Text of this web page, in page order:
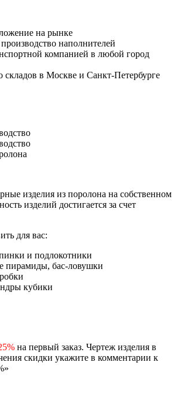
на рынке
наполнителей
компанией в любой город
складов в Москве и Санкт-Петербурге
изделия из поролона на собственном
изделий достигается за счет
для вас:
и подлокотники
пирамиды, бас-ловушки
кубики
на первый заказ. Чертеж изделия в
скидки укажите в комментарии к